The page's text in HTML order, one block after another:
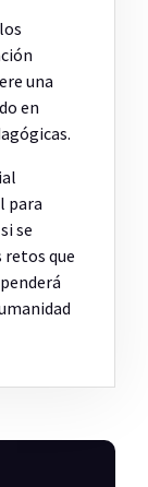
una
en
para
se
retos que